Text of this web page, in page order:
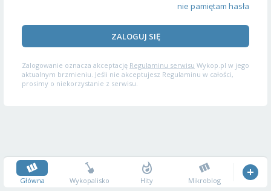
nie pamiętam hasła
ZALOGUJ SIĘ
Zalogowanie oznacza akceptację Regulaminu serwisu Wykop.pl w jego
aktualnym brzmieniu. Jeśli nie akceptujesz Regulaminu w całości,
prosimy o niekorzystanie z serwisu.
Główna Wykopalisko Hity Mikroblog